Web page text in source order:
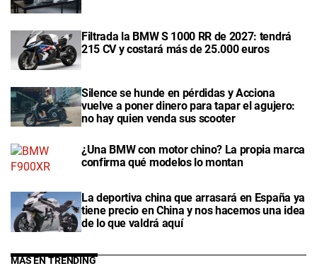
Filtrada la BMW S 1000 RR de 2027: tendrá
215 CV y costará más de 25.000 euros
Silence se hunde en pérdidas y Acciona
vuelve a poner dinero para tapar el agujero:
no hay quien venda sus scooter
¿Una BMW con motor chino? La propia marca
confirma qué modelos lo montan
La deportiva china que arrasará en España ya
tiene precio en China y nos hacemos una idea
de lo que valdrá aquí
MÁS EN TRENDING